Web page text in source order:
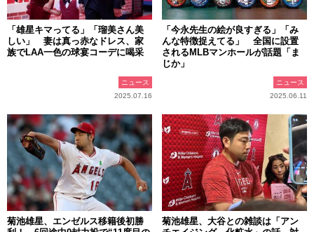
「雄星キマってる」「瑠美さん美
しい」 妻は真っ赤なドレス、家
族でLAA一色の球宴コーデに喝采
ニュース
2025.07.16
「今永先生の絵が良すぎる」「み
んな特徴捉えてる」 全国に設置
されるMLBマンホールが話題「ま
じか」
ニュース
2025.06.11
菊池雄星、エンゼルス移籍後初勝
菊池雄星、大谷との雑談は「アン